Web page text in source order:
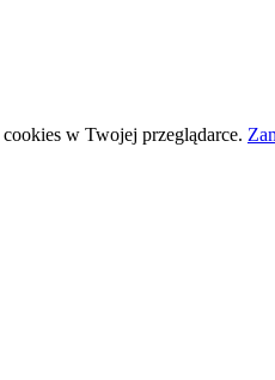
cookies w Twojej przeglądarce.